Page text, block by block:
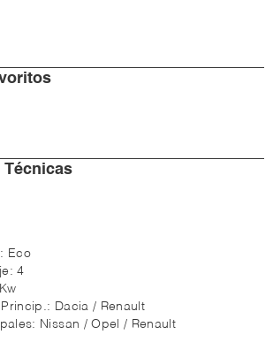
Eco
4
Dacia / Renault
Nissan / Opel / Renault